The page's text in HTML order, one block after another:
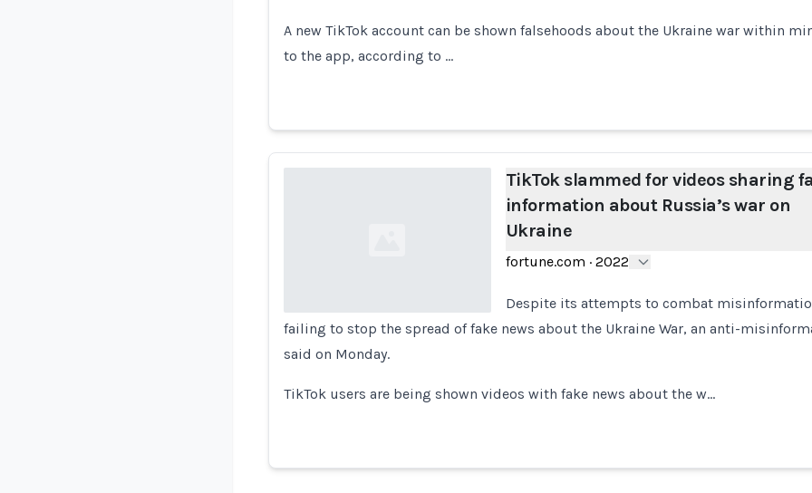
A new TikTok account can be shown falsehoods about the Ukraine war within
to the app, according to …
TikTok slammed for videos sharing
information about Russia’s war on
Ukraine
fortune.com · 2022
Despite its attempts to combat
failing to stop the spread of fake news about the Ukraine War, an anti-
said on Monday.
TikTok users are being shown videos with fake news about the w…